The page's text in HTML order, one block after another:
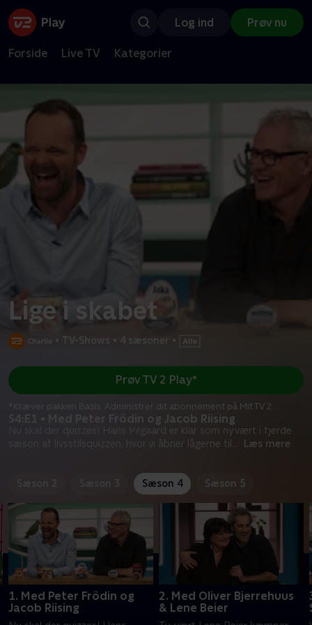
Log ind Prøv nu
Forside Live TV Kategorier
Lige i skabet
• TV-Shows • 4 sæsoner •
S4:E1 • Med Peter Frödin og Jacob Riising
Nu skal der quizzes! Hans Pilgaard er klar som ny vært i fjerde
sæson af livsstilsquizzen, hvor vi åbner lågerne til
Læs mere
Prøv TV 2 Play*
*Kræver pakken Basis. Administrer dit abonnement på Mit TV 2.
Sæson 3 Sæson 4 Sæson 5
1. Med Peter Frödin og
Jacob Riising
2. Med Oliver Bjerrehuus
& Lene Beier